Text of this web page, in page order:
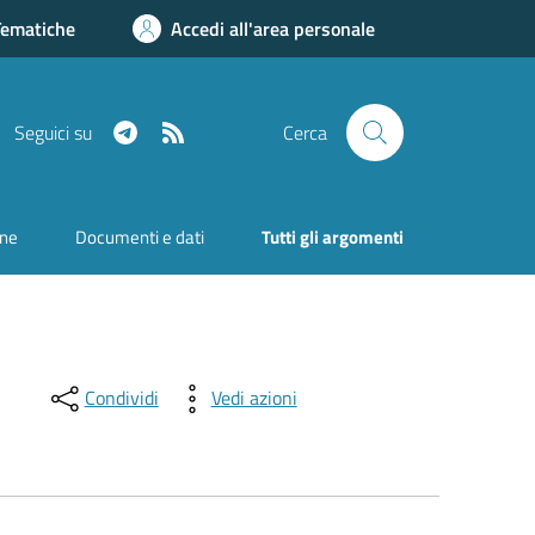
Accedi all'area personale
Seguici su Telegram Cerca
Documenti e dati Tutti gli argomenti
Condividi Vedi azioni